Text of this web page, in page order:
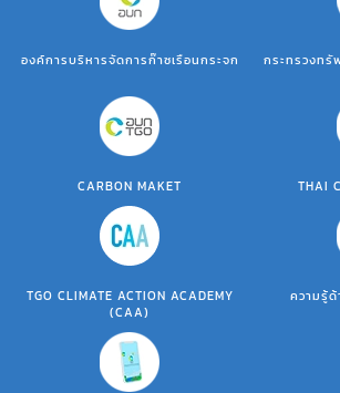
องค์การบริหารจัดการก๊าซเรือนกระจก
กระทรวงทรั
CARBON MAKET THAI
TGO CLIMATE ACTION ACADEMY
(CAA)
ความรู้ด้